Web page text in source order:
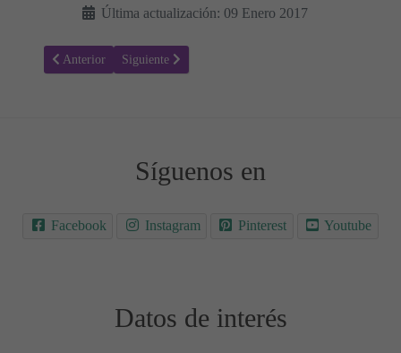
Última actualización: 09 Enero 2017
Artículo anterior: La autopsia de Jane Doe - Sinopsis y Trailer -
Anterior Artículo siguiente: Orm en el reino de las nieves -
Siguiente
Síguenos en
Facebook Instagram Pinterest Youtube
Datos de interés